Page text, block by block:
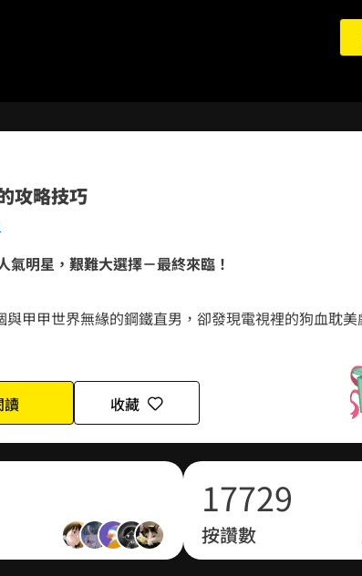
攻略技巧
明星，艱難大選擇－最終來臨！
與甲甲世界無緣的鋼鐵直男，卻發現電視裡的狗血耽
的小受男主角，竟然與自己同名！
事簡單老哏，季海安一邊吐槽，一邊蹲廁所準時追劇，
，他感覺神清氣爽……但這劇可沒告訴他，走出廁所，
去啦！」吐槽不完的雷點，周遭眾人的眼神和私語，身
是狐狸精──」直男海安OS。
身，海安打起架來不輸人，卻攻不破劇情的強制設定
好像有點過頭，貼心呵護的神情和肢體動作，處處偏
讀 收藏
0
1
2
2
3
6
7
8
3
6
7
8
1
2
5
8
9
按讚數